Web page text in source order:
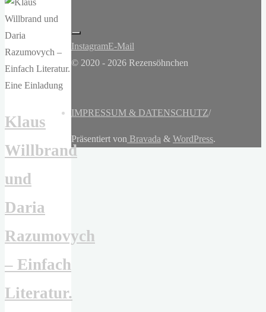
Klaus
Willbrand
und
Daria
Razumovych
– Einfach
Literatur.
InstagramE-Mail
© 2020 - 2026 Rezensöhnchen
IMPRESSUM & DATENSCHUTZ/
Präsentiert von Bravada & WordPress.